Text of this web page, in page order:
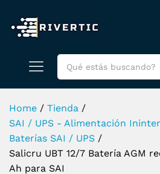
Home / Tienda /
SAI / UPS - Alimentación
Baterías SAI / UPS /
Salicru UBT 12/7 Batería AGM
Ah para SAI